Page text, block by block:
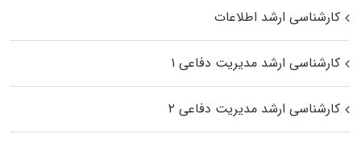
کارشناسی ارشد اطلاعات
کارشناسی ارشد مدیریت دفاعی ۱
کارشناسی ارشد مدیریت دفاعی ۲